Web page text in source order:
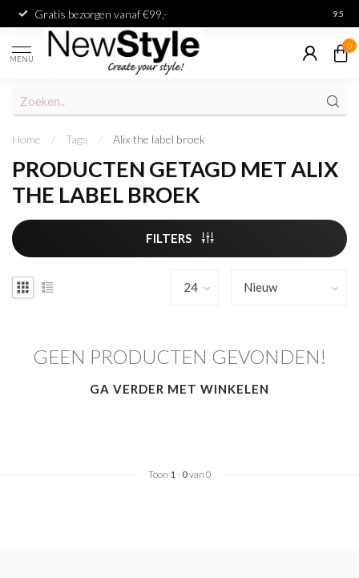
Gratis bezorgen vanaf €99,- 9.5
MENU
0
Home / Tags / Alix the label broek
PRODUCTEN GETAGD MET ALIX
THE LABEL BROEK
FILTERS
GEEN PRODUCTEN GEVONDEN!
GA VERDER MET WINKELEN
Toon 1- 0van 0